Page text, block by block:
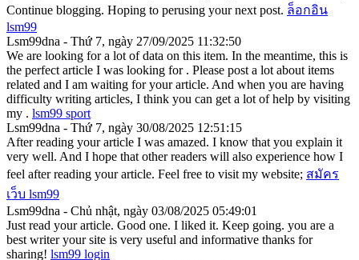
Continue blogging. Hoping to perusing your next post. ล็อกอิน
lsm99
Lsm99dna - Thứ 7, ngày 27/09/2025 11:32:50
We are looking for a lot of data on this item. In the meantime, this is
the perfect article I was looking for . Please post a lot about items
related and I am waiting for your article. And when you are having
difficulty writing articles, I think you can get a lot of help by visiting
my . lsm99 sport
Lsm99dna - Thứ 7, ngày 30/08/2025 12:51:15
After reading your article I was amazed. I know that you explain it
very well. And I hope that other readers will also experience how I
feel after reading your article. Feel free to visit my website; สมัคร
เว็บ lsm99
Lsm99dna - Chủ nhật, ngày 03/08/2025 05:49:01
Just read your article. Good one. I liked it. Keep going. you are a
best writer your site is very useful and informative thanks for
sharing! lsm99 login